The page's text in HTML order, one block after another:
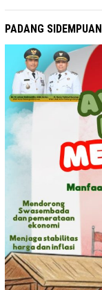
PADANG SIDEMPUAN